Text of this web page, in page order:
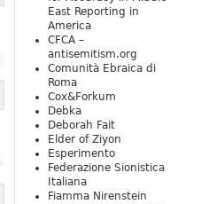
East Reporting in
America
CFCA –
antisemitism.org
Comunità Ebraica di
Roma
Cox&Forkum
Debka
Deborah Fait
Elder of Ziyon
Esperimento
Federazione Sionistica
Italiana
Fiamma Nirenstein